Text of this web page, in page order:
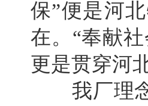
保”便是河
在。“奉献
更是贯穿河
我厂理念